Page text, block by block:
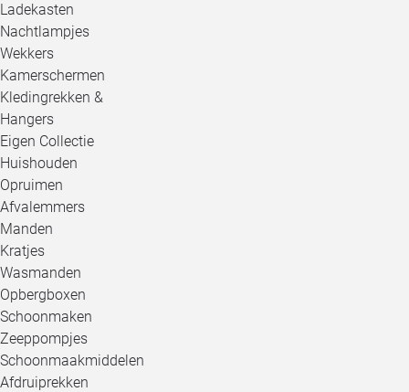
Ladekasten
Nachtlampjes
Wekkers
Kamerschermen
Kledingrekken &
Hangers
Eigen Collectie
Huishouden
Opruimen
Afvalemmers
Manden
Kratjes
Wasmanden
Opbergboxen
Schoonmaken
Zeeppompjes
Schoonmaakmiddelen
Afdruiprekken